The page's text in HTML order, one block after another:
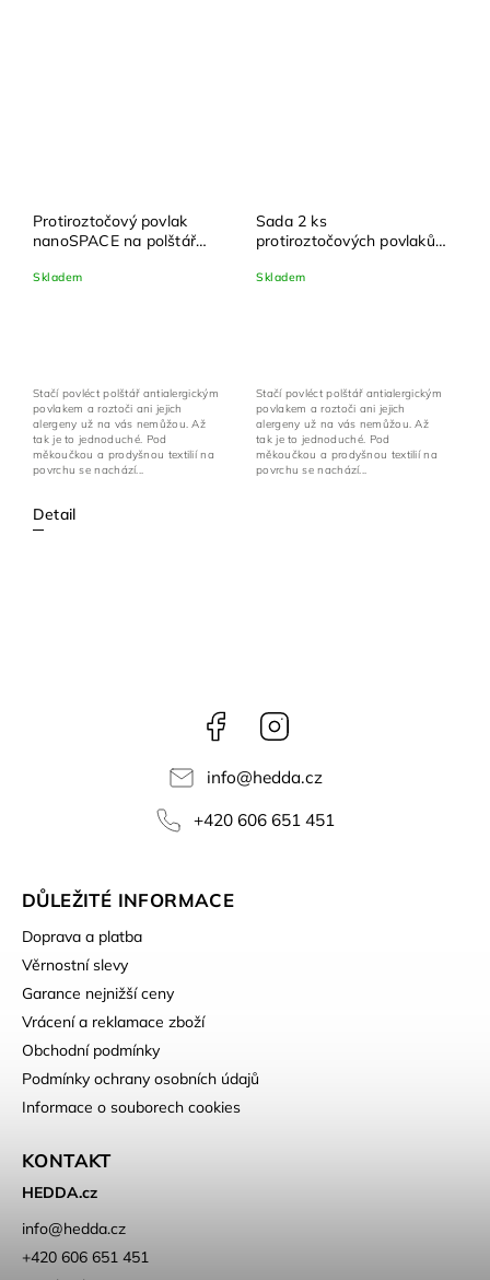
Protiroztočový povlak
nanoSPACE na polštář
50x70, 70x90 cm
Skladem
Detail
Stačí povléct polštář antialergickým
povlakem a roztoči ani jejich
alergeny už na vás nemůžou. Až
tak je to jednoduché. Pod
měkoučkou a prodyšnou textilií na
povrchu se nachází...
Sada 2 ks
protiroztočových povlaků
x 40 cm
Skladem
Stačí povléct polštář antialergickým
povlakem a roztoči ani jejich
alergeny už na vás nemůžou. Až
tak je to jednoduché. Pod
měkoučkou a prodyšnou textilií na
povrchu se nachází...
Facebook
info@hedda.cz
+420 606 651 451
DŮLEŽITÉ INFORMACE
Doprava a platba
Věrnostní slevy
Garance nejnižší ceny
Vrácení a reklamace zboží
Obchodní podmínky
Podmínky ochrany osobních údajů
Informace o souborech cookies
KONTAKT
HEDDA.cz
info@hedda.cz
+420 606 651 451